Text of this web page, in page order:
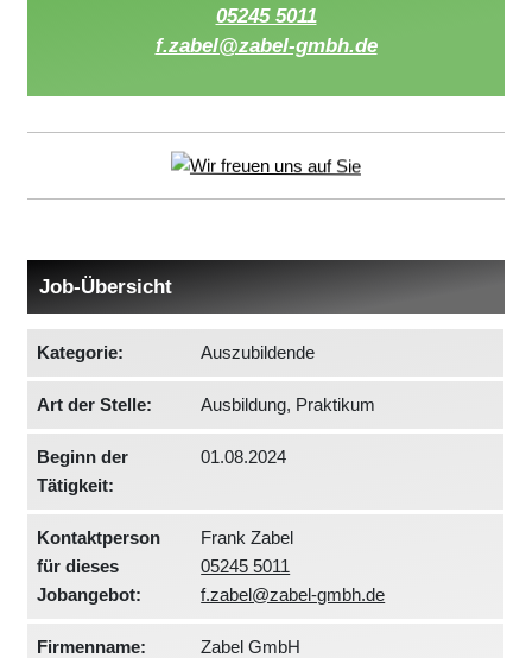
05245 5011
f.zabel@zabel-gmbh.de
Job-Übersicht
Kategorie: Auszubildende
Art der Stelle: Ausbildung, Praktikum
Beginn der
Tätigkeit:
01.08.2024
Kontaktperson
für dieses
Jobangebot:
Frank Zabel
05245 5011
f.zabel@zabel-gmbh.de
Firmenname: Zabel GmbH